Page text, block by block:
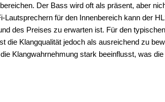
Der Bass wird oft als präsent, aber
für den Innenbereich kann der
des Preises zu erwarten ist. Für den
die Klangqualität jedoch als ausreichend zu
Klangwahrnehmung stark beeinflusst, was